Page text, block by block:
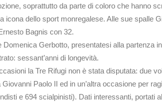
soprattutto da parte di coloro che hanno
dello sport monregalese. Alle sue spalle
Bagnis con 32.
Gerbotto, presentatesi alla partenza
sessant’anni di longevità.
la Tre Rifugi non è stata disputata: due
Paolo II ed in un’altra occasione per
e 694 scialpinisti). Dati interessanti, portati